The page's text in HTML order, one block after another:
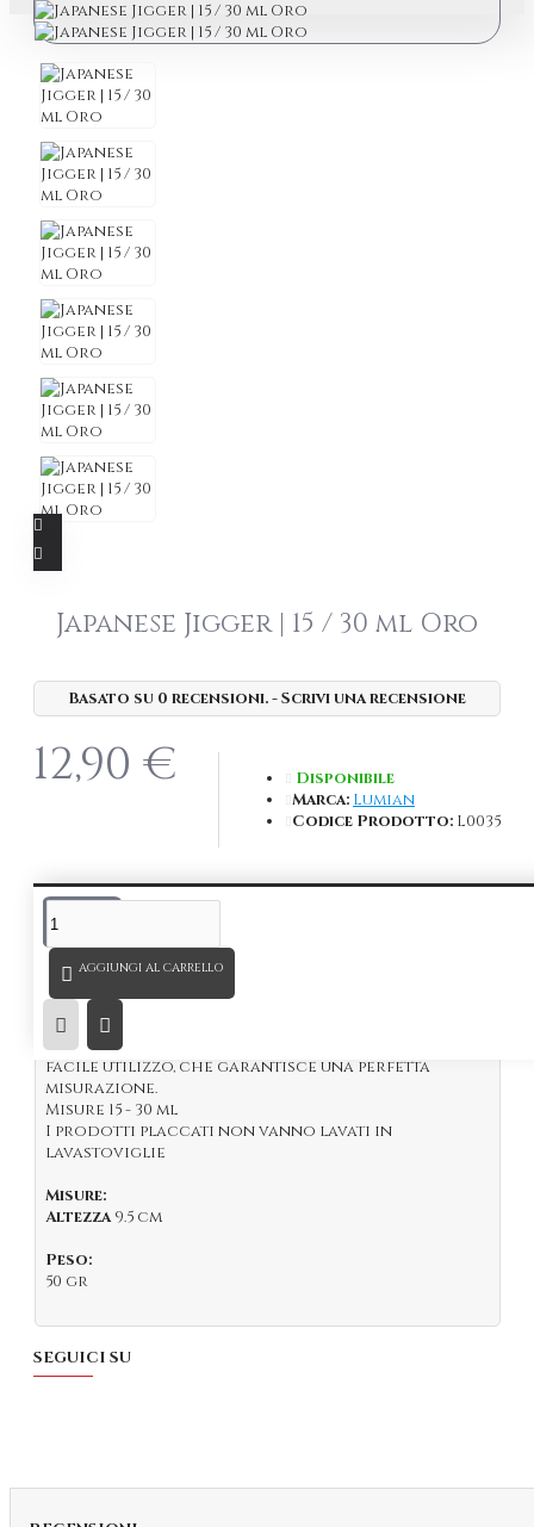
Japanese Jigger | 15 / 30 ml Oro
Basato su 0 recensioni.-Scrivi una recensione
12,90 €
Disponibile
Marca: Lumian
Codice Prodotto: L0035
AGGIUNGI AL CARRELLO
DESCRIZIONE
Jigger Japanese
La placcatura Oro lo rende elegante ed
attraente.
Oggetto indispensabile per ogni bartender, di
facile utilizzo, che garantisce una perfetta
misurazione.
Misure 15 - 30 ml
I prodotti placcati non vanno lavati in
lavastoviglie
Misure:
Altezza9.5 cm
Peso:
50 gr
SEGUICI SU